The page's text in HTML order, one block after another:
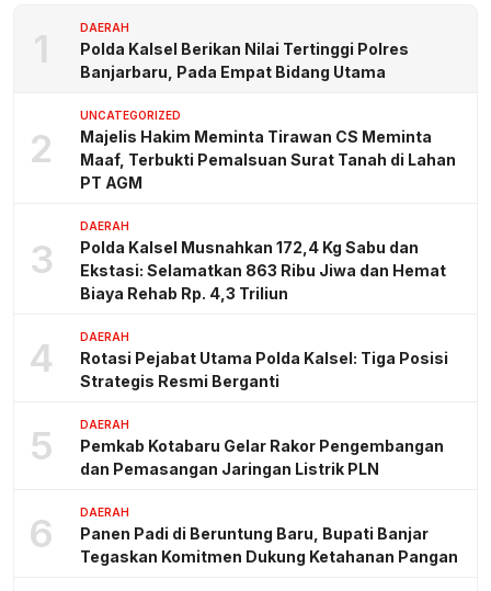
1 DAERAH
Polda Kalsel Berikan Nilai Tertinggi Polres
Banjarbaru, Pada Empat Bidang Utama
2
UNCATEGORIZED
Majelis Hakim Meminta Tirawan CS Meminta
Maaf, Terbukti Pemalsuan Surat Tanah di Lahan
PT AGM
3
DAERAH
Polda Kalsel Musnahkan 172,4 Kg Sabu dan
Ekstasi: Selamatkan 863 Ribu Jiwa dan Hemat
Biaya Rehab Rp. 4,3 Triliun
4 DAERAH
Rotasi Pejabat Utama Polda Kalsel: Tiga Posisi
Strategis Resmi Berganti
5 DAERAH
Pemkab Kotabaru Gelar Rakor Pengembangan
dan Pemasangan Jaringan Listrik PLN
6 DAERAH
Panen Padi di Beruntung Baru, Bupati Banjar
Tegaskan Komitmen Dukung Ketahanan Pangan